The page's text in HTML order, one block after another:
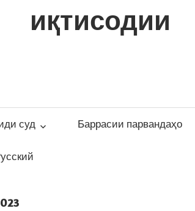
иқтисодии
суд Баррасии парвандаҳо